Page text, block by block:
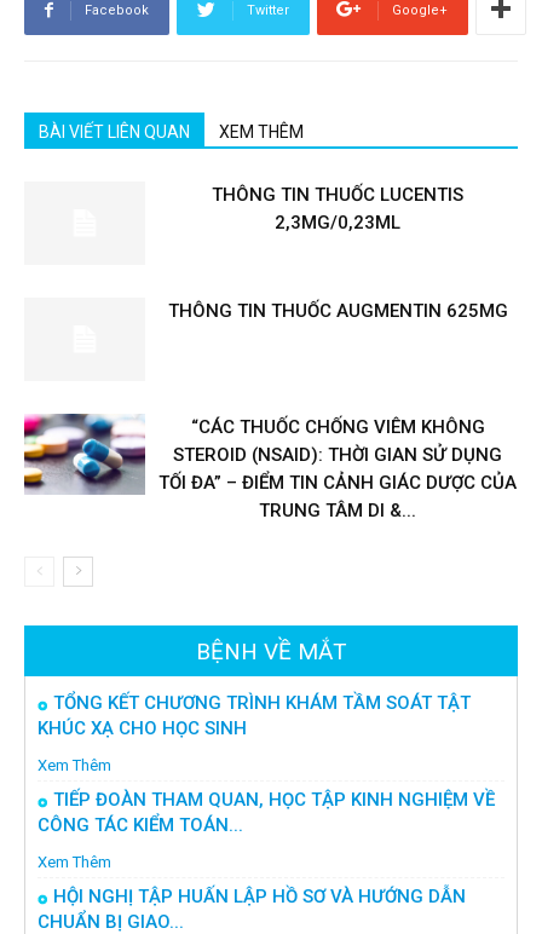
Facebook Twitter Google+
BÀI VIẾT LIÊN QUAN XEM THÊM
THÔNG TIN THUỐC LUCENTIS
2,3MG/0,23ML
THÔNG TIN THUỐC AUGMENTIN 625MG
“CÁC THUỐC CHỐNG VIÊM KHÔNG
STEROID (NSAID): THỜI GIAN SỬ DỤNG
TỐI ĐA” – ĐIỂM TIN CẢNH GIÁC DƯỢC CỦA
TRUNG TÂM DI &...
BỆNH VỀ MẮT
TỔNG KẾT CHƯƠNG TRÌNH KHÁM TẦM SOÁT TẬT
KHÚC XẠ CHO HỌC SINH
Xem Thêm
TIẾP ĐOÀN THAM QUAN, HỌC TẬP KINH NGHIỆM VỀ
CÔNG TÁC KIỂM TOÁN...
Xem Thêm
HỘI NGHỊ TẬP HUẤN LẬP HỒ SƠ VÀ HƯỚNG DẪN
CHUẨN BỊ GIAO...